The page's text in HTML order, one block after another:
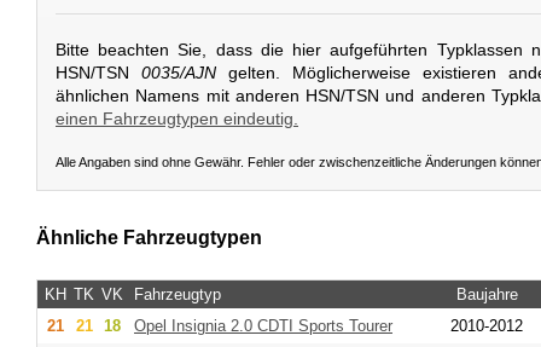
Bitte beachten Sie, dass die hier aufgeführten Typklassen
HSN/TSN 0035/AJN gelten. Möglicherweise existieren
ähnlichen Namens mit anderen HSN/TSN und anderen
einen Fahrzeugtypen eindeutig.
Alle Angaben sind ohne Gewähr. Fehler oder zwischenzeitliche Änderungen
Ähnliche Fahrzeugtypen
KH TK VK Fahrzeugtyp Baujahre
21
21 18 Opel Insignia 2.0 CDTI Sports Tourer
2010-2012